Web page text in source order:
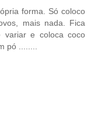
forma. Só coloco
mais nada. Fica
variar e coloca coco
pó ........